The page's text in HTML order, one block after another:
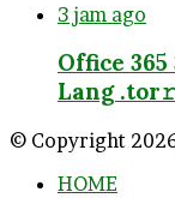
3 jam ago
Office
Lang
© Copyright
HOME